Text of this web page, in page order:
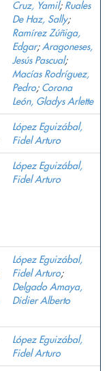
Cruz, Yamil; Ruales
De Haz, Sally;
Ramírez Zúñiga,
Edgar; Aragoneses,
Jesús Pascual;
Macías Rodríguez,
Pedro; Corona
León, Gladys Arlette
López Eguizábal,
Fidel Arturo
López Eguizábal,
Fidel Arturo
López Eguizábal,
Fidel Arturo;
Delgado Amaya,
Didier Alberto
López Eguizábal,
Fidel Arturo